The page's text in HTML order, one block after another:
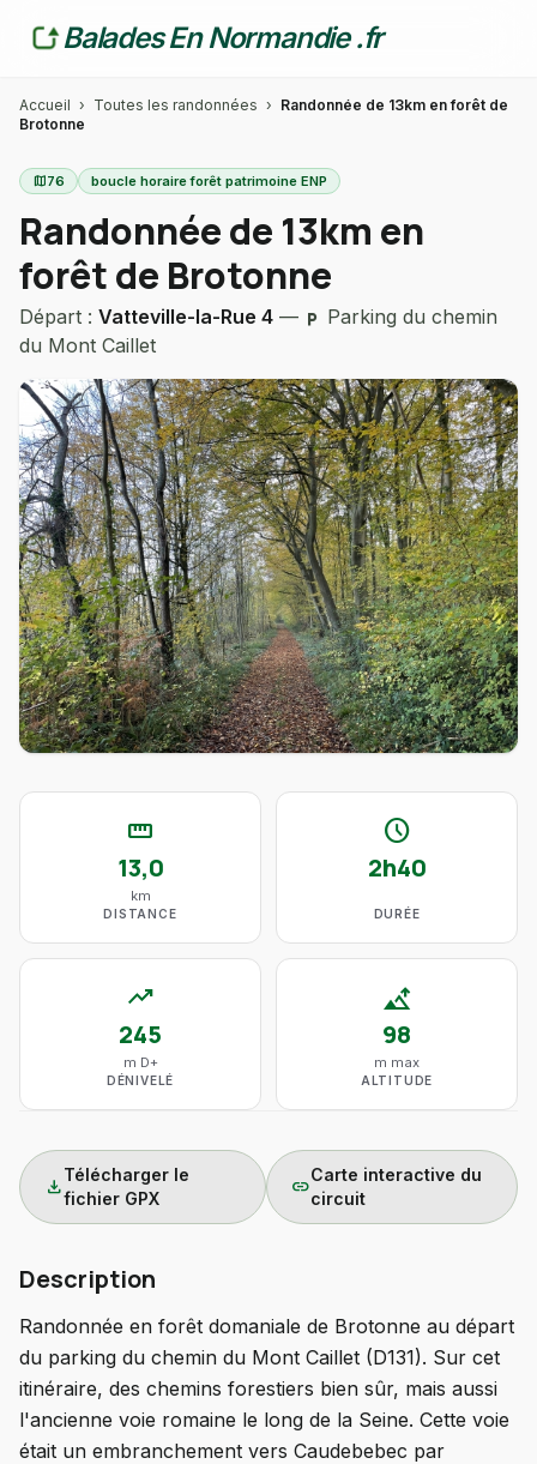
Balades En Normandie .fr
Accueil › Toutes les randonnées › Randonnée de 13km en forêt de
Brotonne
map76 boucle horaire forêt patrimoine ENP
Randonnée de 13km en
forêt de Brotonne
Départ : Vatteville-la-Rue 4 — local_parking
Parking du chemin
du Mont Caillet
straighten
13,0
km
DISTANCE
schedule
2h40
DURÉE
trending_up
245
m D+
DÉNIVELÉ
altitude
98
m max
ALTITUDE
download
Télécharger le
fichier GPX
link
Carte interactive du
circuit
Description
Randonnée en forêt domaniale de Brotonne au départ
du parking du chemin du Mont Caillet (D131). Sur cet
itinéraire, des chemins forestiers bien sûr, mais aussi
l'ancienne voie romaine le long de la Seine. Cette voie
était un embranchement vers Caudebebec par